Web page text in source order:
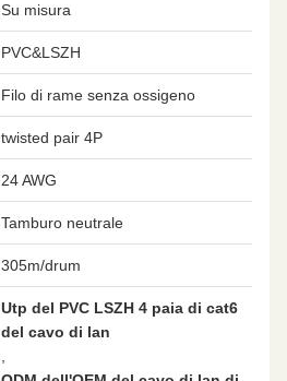
Su misura
PVC&LSZH
Filo di rame senza ossigeno
twisted pair 4P
24 AWG
Tamburo neutrale
305m/drum
Utp del PVC LSZH 4 paia di cat6
del cavo di lan